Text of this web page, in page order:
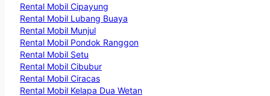
Rental Mobil Cipayung
Rental Mobil Lubang Buaya
Rental Mobil Munjul
Rental Mobil Pondok Ranggon
Rental Mobil Setu
Rental Mobil Cibubur
Rental Mobil Ciracas
Rental Mobil Kelapa Dua Wetan